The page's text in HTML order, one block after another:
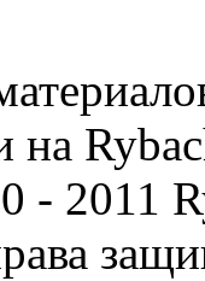
на
2011